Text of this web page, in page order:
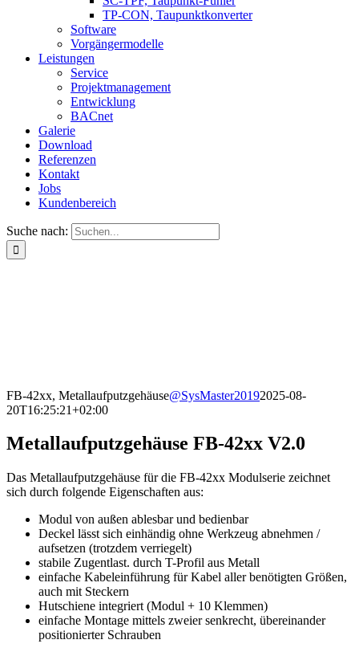
TP-CON, Taupunktkonverter
Software
Vorgängermodelle
Leistungen
Service
Projektmanagement
Entwicklung
BACnet
Galerie
Download
Referenzen
Kontakt
Jobs
Kundenbereich
Suche nach:
FB-42xx, Metallaufputzgehäuse@SysMaster20192025-08-
20T16:25:21+02:00
Metallaufputzgehäuse FB-42xx V2.0
Das Metallaufputzgehäuse für die FB-42xx Modulserie zeichnet
sich durch folgende Eigenschaften aus:
Modul von außen ablesbar und bedienbar
Deckel lässt sich einhändig ohne Werkzeug abnehmen /
aufsetzen (trotzdem verriegelt)
stabile Zugentlast. durch T-Profil aus Metall
einfache Kabeleinführung für Kabel aller benötigten Größen,
auch mit Steckern
Hutschiene integriert (Modul + 10 Klemmen)
einfache Montage mittels zweier senkrecht, übereinander
positionierter Schrauben